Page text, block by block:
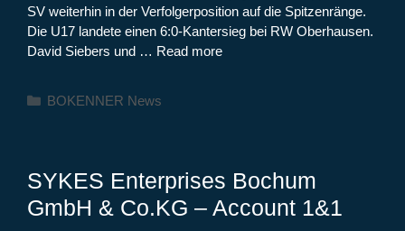
SV weiterhin in der Verfolgerposition auf die Spitzenränge.
Die U17 landete einen 6:0-Kantersieg bei RW Oberhausen.
David Siebers und … Read more
Kategorien
BOKENNER News
SYKES Enterprises Bochum
GmbH & Co.KG – Account 1&1